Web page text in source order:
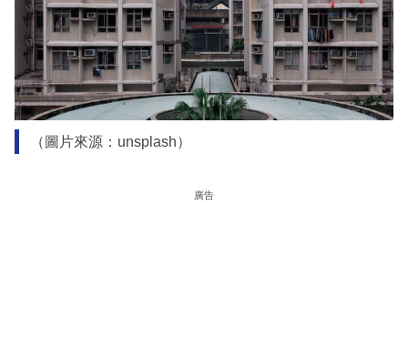
（圖片來源：unsplash）
廣告